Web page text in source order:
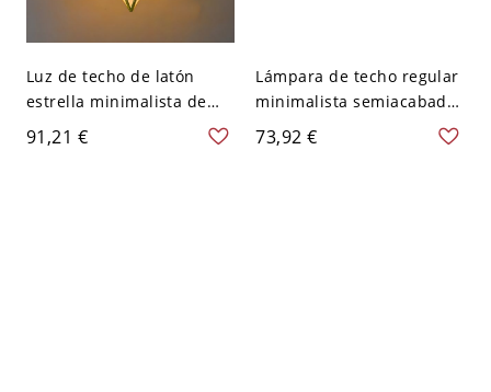
Luz de techo de latón
estrella minimalista de
vidrio para pasillo - 110 A
120 V 20,32 cm Vidrio
91,21 €
Lámpara de techo regular
minimalista semiacabada
adaptada para
LED/incandescente/fluore
73,92 €